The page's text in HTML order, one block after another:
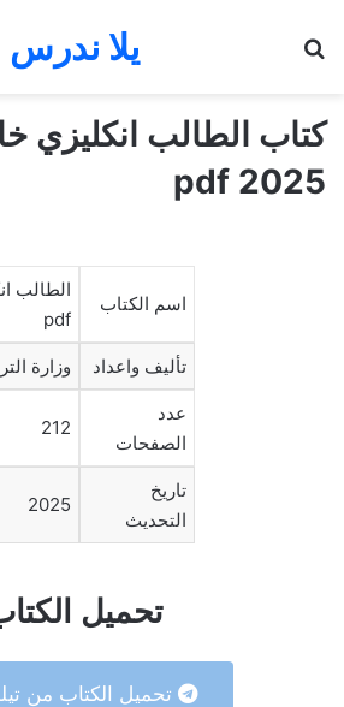
يلا ندرس
كتاب الطالب
2025 pdf
اسم الكتاب
الطالب
pdf
تأليف واعداد وزارة
عدد
الصفحات
212
تاريخ
التحديث
2025
تحميل
تحميل الكتاب من